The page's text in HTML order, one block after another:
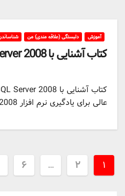
آموزش دلبستگی (علاقه مندی) من
کتاب آشنایی با SQL Server 2008 و زبان T-SQL
عالی برای یادگیری نرم افزار SQL Server 2008 و…
Posts
pagination
۱ ۲ … ۶